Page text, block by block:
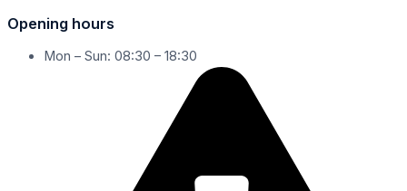
Opening hours
Mon – Sun: 08:30 – 18:30